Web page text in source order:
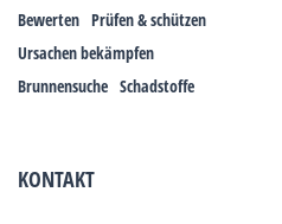
Bewerten Prüfen & schützen
Ursachen bekämpfen
Brunnensuche Schadstoffe
KONTAKT